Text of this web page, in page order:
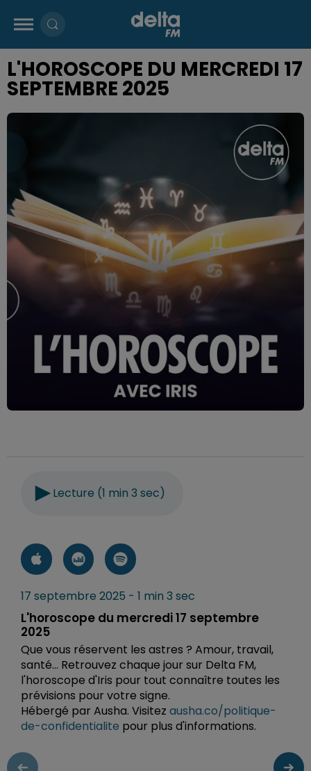
L'HOROSCOPE DU MERCREDI 17
SEPTEMBRE 2025
Lecture (1 min 3 sec)
17 septembre 2025 - 1 min 3 sec
L'horoscope du mercredi 17 septembre
2025
Que vous réservent les astres ? Amour, travail,
santé... Retrouvez chaque jour sur Delta FM,
l'horoscope d'Iris pour tout connaître toutes les
prévisions pour votre signe.
Hébergé par Ausha. Visitez ausha.co/politique-
de-confidentialite pour plus d'informations.